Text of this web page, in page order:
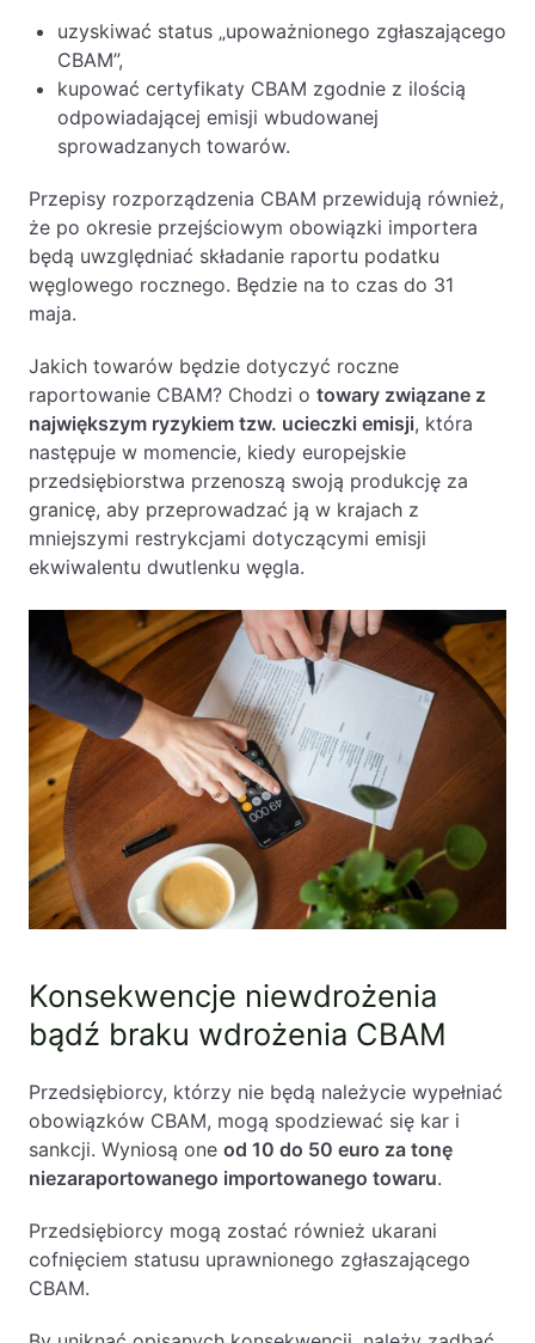
uzyskiwać status „upoważnionego zgłaszającego
CBAM”,
kupować certyfikaty CBAM zgodnie z ilością
odpowiadającej emisji wbudowanej
sprowadzanych towarów.
Przepisy rozporządzenia CBAM przewidują również,
że po okresie przejściowym obowiązki importera
będą uwzględniać składanie raportu podatku
węglowego rocznego. Będzie na to czas do 31
maja.
Jakich towarów będzie dotyczyć roczne
raportowanie CBAM? Chodzi o towary związane z
największym ryzykiem tzw. ucieczki emisji, która
następuje w momencie, kiedy europejskie
przedsiębiorstwa przenoszą swoją produkcję za
granicę, aby przeprowadzać ją w krajach z
mniejszymi restrykcjami dotyczącymi emisji
ekwiwalentu dwutlenku węgla.
Konsekwencje niewdrożenia
bądź braku wdrożenia CBAM
Przedsiębiorcy, którzy nie będą należycie wypełniać
obowiązków CBAM, mogą spodziewać się kar i
sankcji. Wyniosą one od 10 do 50 euro za tonę
niezaraportowanego importowanego towaru.
Przedsiębiorcy mogą zostać również ukarani
cofnięciem statusu uprawnionego zgłaszającego
CBAM.